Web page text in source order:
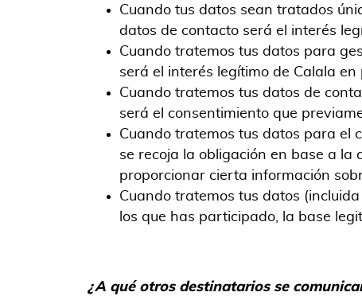
Cuando tus datos sean tratados
datos de contacto será el interés
Cuando tratemos tus datos para
será el interés legítimo de Calala
Cuando tratemos tus datos de
será el consentimiento que
Cuando tratemos tus datos para el
se recoja la obligación en base a la
proporcionar cierta información
Cuando tratemos tus datos
los que has participado, la base
¿A qué otros destinatarios se